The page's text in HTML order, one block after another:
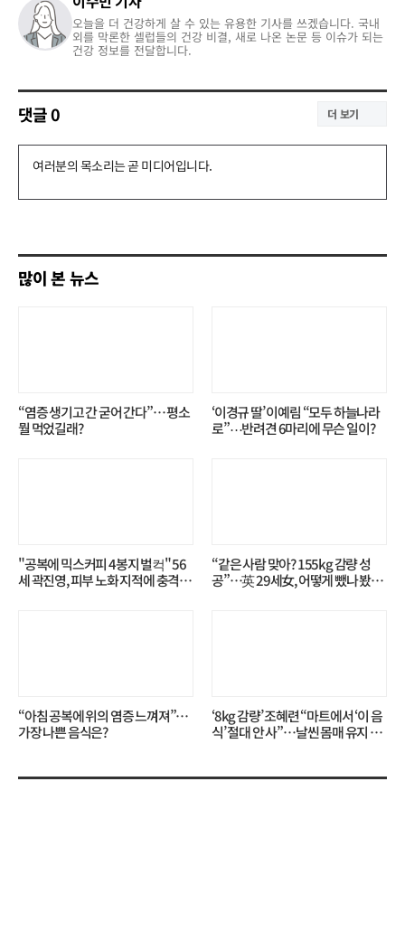
오늘을 더 건강하게 살 수 있는 유용한 기사를 쓰겠습니다. 국내
외를 막론한 셀럽들의 건강 비결, 새로 나온 논문 등 이슈가 되는
건강 정보를 전달합니다.
댓글0 더 보기
댓
기
많이 본 뉴스
“염증 생기고 간 굳어 간다”… 평소
뭘 먹었길래?
‘이경규 딸’ 이예림 “모두 하늘나라
로”⋯반려견 6마리에 무슨 일이?
"공복에 믹스커피 4봉지 벌컥" 56
세 곽진영, 피부 노화 지적에 충격…
“같은 사람 맞아? 155kg 감량 성
공”…英 29세女, 어떻게 뺐나 봤더
“아침 공복에 위의 염증 느껴져”…
가장 나쁜 음식은?
‘8kg 감량’ 조혜련 “마트에서 ‘이 음
식’ 절대 안 사”…날씬 몸매 유지 비